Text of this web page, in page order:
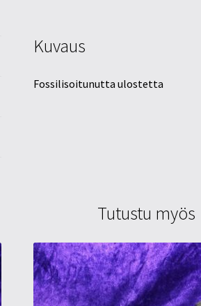
Kuvaus
Fossilisoitunutta ulostetta
Tutustu myös